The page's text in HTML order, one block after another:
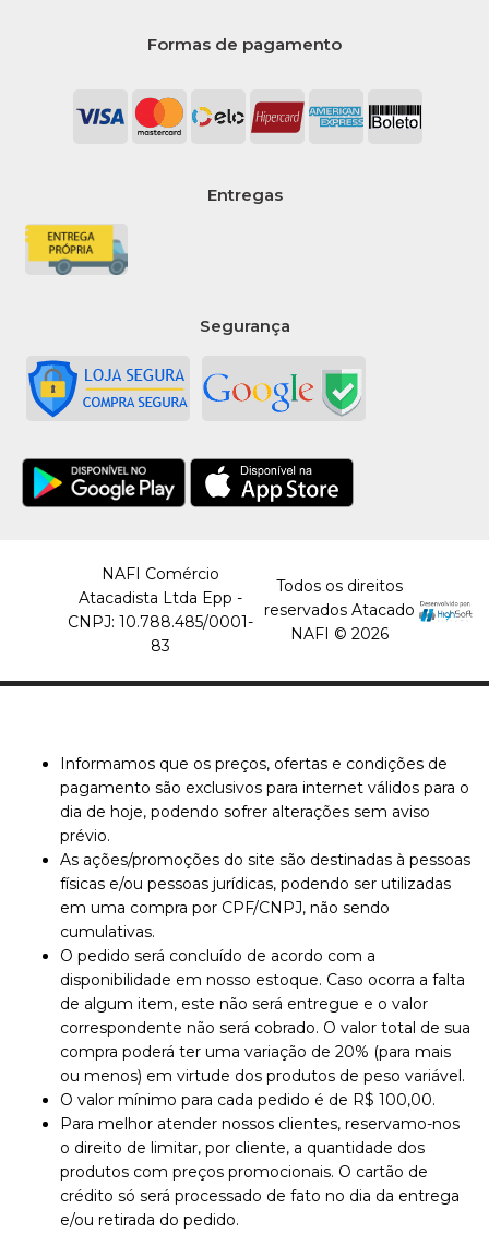
Formas de pagamento
Entregas
Segurança
NAFI Comércio
Atacadista Ltda Epp -
CNPJ: 10.788.485/0001-
83
Todos os direitos
reservados Atacado
NAFI © 2026
Informamos que os preços, ofertas e condições de
pagamento são exclusivos para internet válidos para o
dia de hoje, podendo sofrer alterações sem aviso
prévio.
As ações/promoções do site são destinadas à pessoas
físicas e/ou pessoas jurídicas, podendo ser utilizadas
em uma compra por CPF/CNPJ, não sendo
cumulativas.
O pedido será concluído de acordo com a
disponibilidade em nosso estoque. Caso ocorra a falta
de algum item, este não será entregue e o valor
correspondente não será cobrado. O valor total de sua
compra poderá ter uma variação de 20% (para mais
ou menos) em virtude dos produtos de peso variável.
O valor mínimo para cada pedido é de R$ 100,00.
Para melhor atender nossos clientes, reservamo-nos
o direito de limitar, por cliente, a quantidade dos
produtos com preços promocionais. O cartão de
crédito só será processado de fato no dia da entrega
e/ou retirada do pedido.